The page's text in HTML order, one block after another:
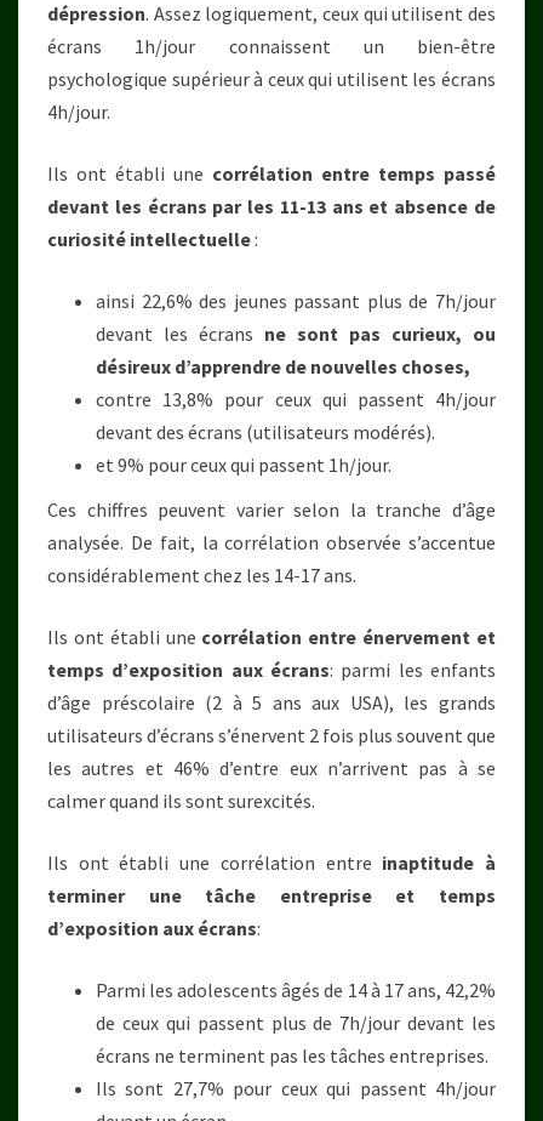
dépression. Assez logiquement, ceux qui utilisent des
écrans 1h/jour connaissent un bien-être
psychologique supérieur à ceux qui utilisent les écrans
4h/jour.
Ils ont établi une corrélation entre temps passé
devant les écrans par les 11-13 ans et absence de
curiosité intellectuelle:
ainsi 22,6% des jeunes passant plus de 7h/jour
devant les écrans ne sont pas curieux, ou
désireux d’apprendre de nouvelles choses,
contre 13,8% pour ceux qui passent 4h/jour
devant des écrans (utilisateurs modérés).
et 9% pour ceux qui passent 1h/jour.
Ces chiffres peuvent varier selon la tranche d’âge
analysée. De fait, la corrélation observée s’accentue
considérablement chez les 14-17 ans.
Ils ont établi une corrélation entre énervement et
temps d’exposition aux écrans: parmi les enfants
d’âge préscolaire (2 à 5 ans aux USA), les grands
utilisateurs d’écrans s’énervent 2 fois plus souvent que
les autres et 46% d’entre eux n’arrivent pas à se
calmer quand ils sont surexcités.
Ils ont établi une corrélation entre inaptitude à
terminer une tâche entreprise et temps
d’exposition aux écrans:
Parmi les adolescents âgés de 14 à 17 ans, 42,2%
de ceux qui passent plus de 7h/jour devant les
écrans ne terminent pas les tâches entreprises.
Ils sont 27,7% pour ceux qui passent 4h/jour